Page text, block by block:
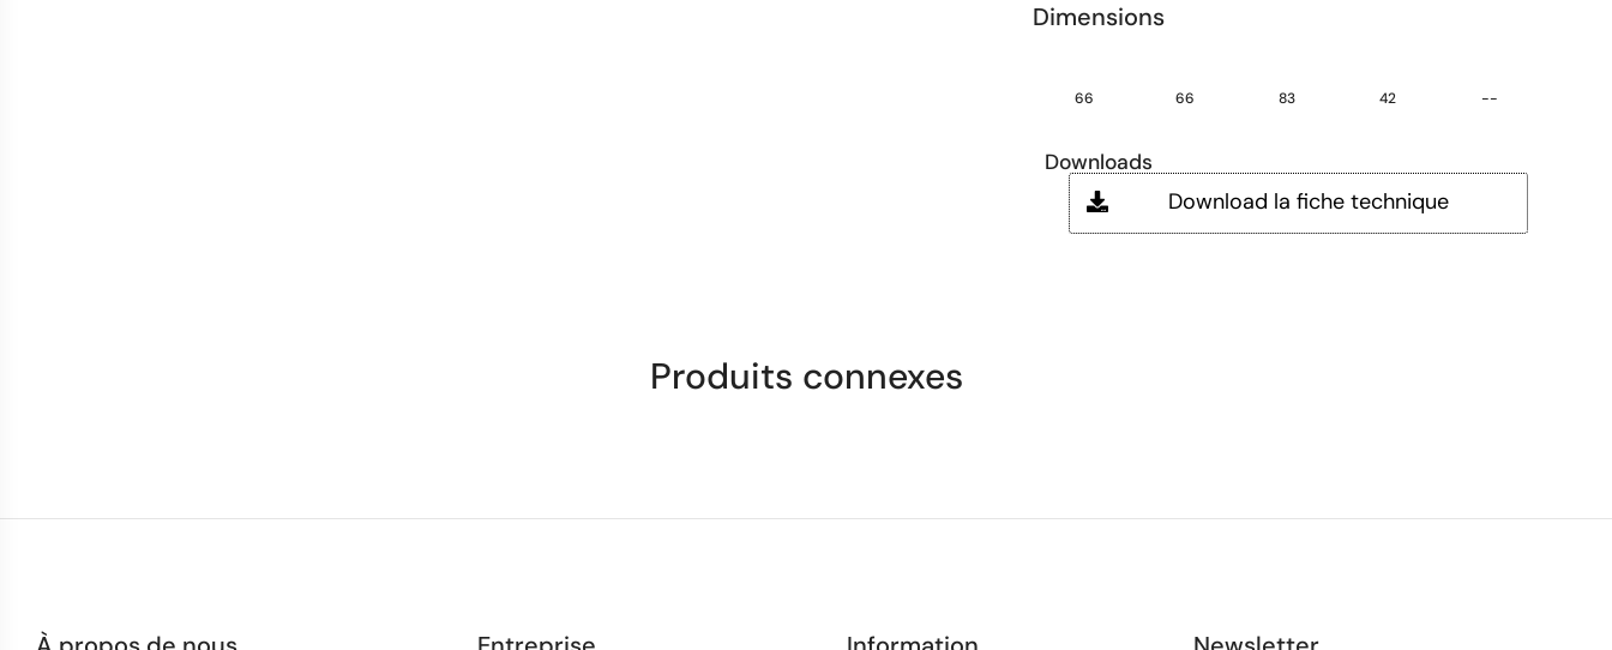
Dimensions
66 66 83 42 --
Downloads
Download la fiche technique
Produits connexes